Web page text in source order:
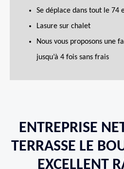
Se déplace dans tout le 74
Lasure sur chalet
Nous vous proposons une
jusqu’à 4 fois sans frais
ENTREPRISE
TERRASSE LE
EXCELLENT